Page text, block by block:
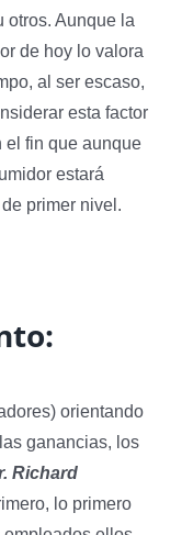
otros. Aunque la
de hoy lo valora
al ser escaso,
esta factor
el fin que aunque
estará
primer nivel.
orientando
ganancias, los
Richard
lo primero